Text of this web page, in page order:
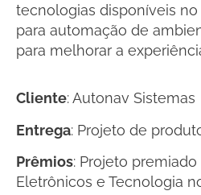
tecnologias disponíveis
para automação de
para melhorar a
Cliente: Autonav Sistemas
Entrega: Projeto de
Prêmios: Projeto
Eletrônicos e Tecnologia